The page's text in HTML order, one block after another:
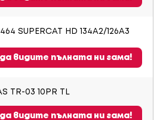
SUPERCAT HD 134A2/126A3
видите пълната ни гама!
TR-03 10PR TL
видите пълната ни гама!